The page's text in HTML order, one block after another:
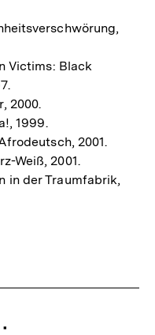
Victims: Black
2000.
1999.
2001.
Weiß, 2001.
in der Traumfabrik,